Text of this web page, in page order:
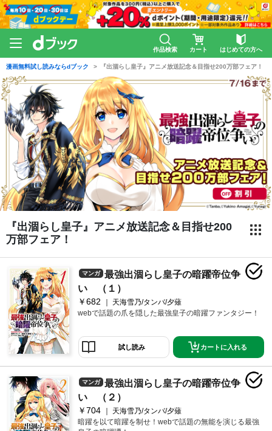
作品検索 カート はじめての方へ
漫画無料試し読みならdブック 『出涸らし皇子』アニメ放送記念＆目指せ200万部フェア！
『出涸らし皇子』アニメ放送記念＆目指せ200
万部フェア！
マンガ
最強出涸らし皇子の暗躍帝位争
い （１）
￥682
天海雪乃/タンバ/夕薙
webで話題の爪を隠した最強皇子の暗躍ファンタジー！
試し読み カートに入れる
マンガ
最強出涸らし皇子の暗躍帝位争
い （２）
￥704
天海雪乃/タンバ/夕薙
暗躍を以て暗躍を制せ！webで話題の無能を演じる最強